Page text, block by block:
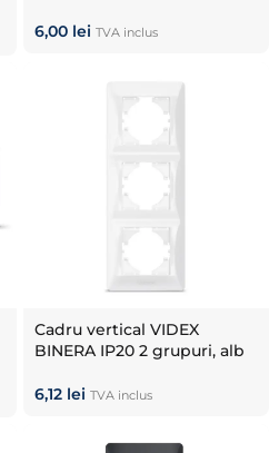
6,00 lei TVA inclus
Cadru vertical VIDEX
BINERA IP20 2 grupuri, alb
6,12 lei TVA inclus